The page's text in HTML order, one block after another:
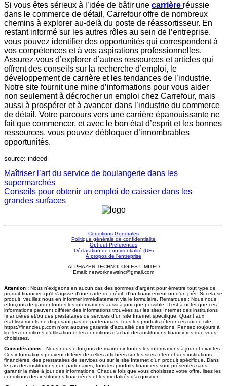
Si vous êtes sérieux à l’idée de bâtir une carrière réussie
dans le commerce de détail, Carrefour offre de nombreux
chemins à explorer au-delà du poste de réassortisseur. En
restant informé sur les autres rôles au sein de l’entreprise,
vous pouvez identifier des opportunités qui correspondent à
vos compétences et à vos aspirations professionnelles.
Assurez-vous d’explorer d’autres ressources et articles qui
offrent des conseils sur la recherche d’emploi, le
développement de carrière et les tendances de l’industrie.
Notre site fournit une mine d’informations pour vous aider
non seulement à décrocher un emploi chez Carrefour, mais
aussi à prospérer et à avancer dans l’industrie du commerce
de détail. Votre parcours vers une carrière épanouissante ne
fait que commencer, et avec le bon état d’esprit et les bonnes
ressources, vous pouvez débloquer d’innombrables
opportunités.
source: indeed
Maîtriser l’art du service de boulangerie dans les
supermarchés
Conseils pour obtenir un emploi de caissier dans les
grandes surfaces
Conditions Generales
Politique générale de confidentialité
Opt-out Preferences
Déclaration de confidentialité (UE)
À propos de l'entreprise
ALPHAZEN TECHNOLOGIES LIMITED
Email: networknewsinc@gmail.com
Attention : Nous n'exigeons en aucun cas des sommes d'argent pour émettre tout type de
produit financier, qu'il s'agisse d'une carte de crédit, d'un financement ou d'un prêt. Si cela se
produit, veuillez nous en informer immédiatement via le formulaire. Remarques : Nous nous
efforçons de garder toutes les informations aussi à jour que possible. Il est à noter que ces
informations peuvent différer des informations trouvées sur les sites Internet des institutions
financières et/ou des prestataires de services d'un site Internet spécifique. Quant aux
établissements ne disposant pas de partenariats, tous les produits référencés sur ce site
https://finanzieup.com n'ont aucune garantie d'actualité des informations. Pensez toujours à
lire les conditions d'utilisation et les conditions d'achat des institutions financières que vous
choisissez.
Considérations : Nous nous efforçons de maintenir toutes les informations à jour et exactes.
Ces informations peuvent différer de celles affichées sur les sites Internet des institutions
financières, des prestataires de services ou sur le site Internet d'un produit spécifique. Dans
le cas des institutions non partenaires, tous les produits financiers sont présentés sans
garantir la mise à jour des informations. Chaque fois que vous choisissez votre offre, lisez les
conditions des institutions financières et les modalités d'acquisition.